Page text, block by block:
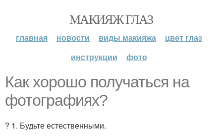
МАКИЯЖ ГЛАЗ
главная новости виды макияжа
цвет глаз
инструкции
фото
Как хорошо получаться на
фотографиях?
? 1. Будьте естественными.